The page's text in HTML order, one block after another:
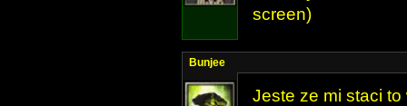
screen)
Bunjee
Jeste ze mi staci